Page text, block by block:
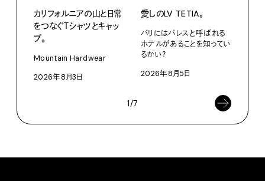
カリフォルニアの山と日常
をつなぐＴシャツとキャッ
プ。
Mountain Hardwear
2026年8月3日
愛しのLV TETIA。
パリにはパレスと呼ばれる
ホテルがあることを知ってい
るかい？
2026年8月5日
1/7